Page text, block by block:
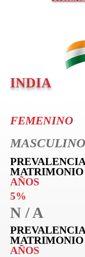
INDIA
FEMENINO
MASCULINO
MATRIMONIO
AÑOS
5%
N / A
MATRIMONIO
AÑOS